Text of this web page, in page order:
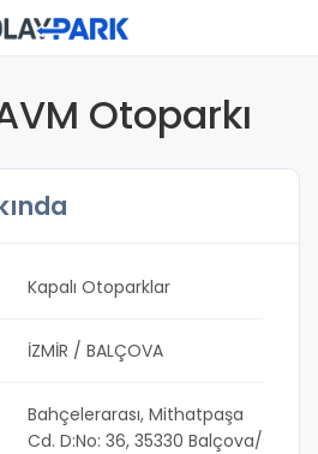
Otoparkı
Kapalı Otoparklar
İZMİR / BALÇOVA
Bahçelerarası, Mithatpaşa
Cd. D:No: 36, 35330 Balçova/